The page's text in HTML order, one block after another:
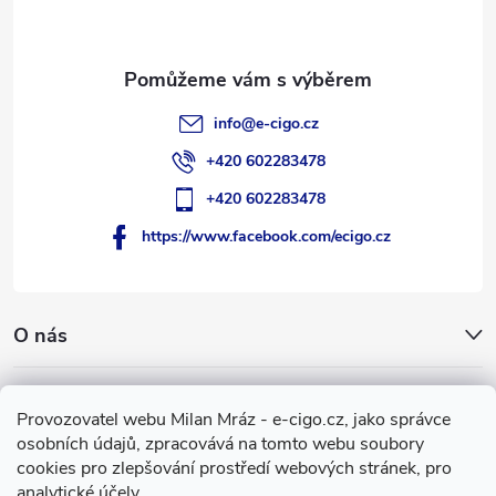
Provozovatel webu Milan Mráz - e-cigo.cz, jako správce
osobních údajů, zpracovává na tomto webu soubory
cookies pro zlepšování prostředí webových stránek, pro
O nás
Facebook
info@e-cigo.cz
+420 602283478
+420 602283478
https://www.facebook.com/ecigo.cz